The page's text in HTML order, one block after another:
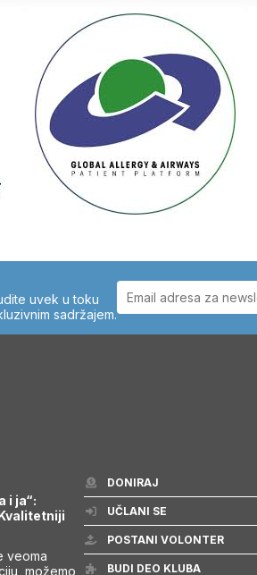
uvek u toku
sadržajem.
i ja“:
veoma
možemo
DONIRAJ
UČLANI SE
POSTANI VOLONTER
BUDI DEO KLUBA